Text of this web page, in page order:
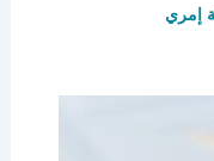
إمري